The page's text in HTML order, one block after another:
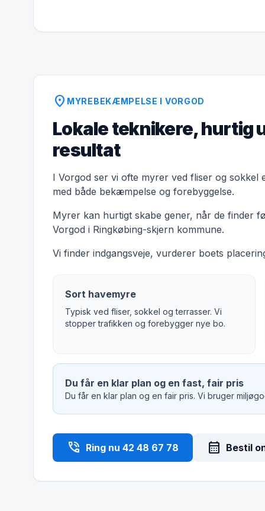
location_on MYREBEKÆMPELSE I VORGOD
Lokale teknikere, hurtig
resultat
I Vorgod ser vi ofte myrer ved fliser og
med både bekæmpelse og forebyggelse.
Myrer kan hurtigt skabe gener, når de finder
Vorgod i Ringkøbing-skjern kommune.
Vi finder indgangsveje, vurderer boets
Sort havemyre
Typisk ved fliser, sokkel og terrasser. Vi
stopper trafikken og forebygger nye bo.
Du får en klar plan og en fast, fair pris
Du får en klar plan og en fair pris. Vi bruger
phone_in_talk Ring nu 42 48 67 78 calendar_month Bestil